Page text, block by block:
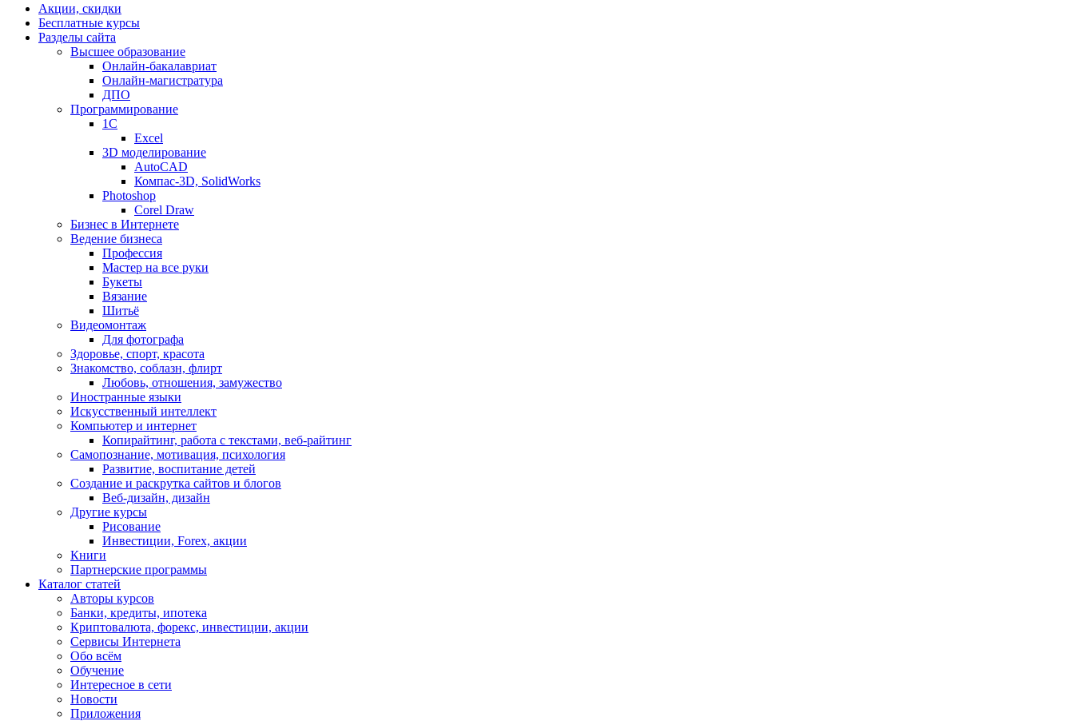
Акции, скидки
Бесплатные курсы
Разделы сайта
Высшее образование
Онлайн-бакалавриат
Онлайн-магистратура
ДПО
Программирование
1С
Excel
3D моделирование
AutoCAD
Компас-3D, SolidWorks
Photoshop
Corel Draw
Бизнес в Интернете
Ведение бизнеса
Профессия
Мастер на все руки
Букеты
Вязание
Шитьё
Видеомонтаж
Для фотографа
Здоровье, спорт, красота
Знакомство, соблазн, флирт
Любовь, отношения, замужество
Иностранные языки
Искусственный интеллект
Компьютер и интернет
Копирайтинг, работа с текстами, веб-райтинг
Самопознание, мотивация, психология
Развитие, воспитание детей
Создание и раскрутка сайтов и блогов
Веб-дизайн, дизайн
Другие курсы
Рисование
Инвестиции, Forex, акции
Книги
Партнерские программы
Каталог статей
Авторы курсов
Банки, кредиты, ипотека
Криптовалюта, форекс, инвестиции, акции
Сервисы Интернета
Обо всём
Обучение
Интересное в сети
Новости
Приложения